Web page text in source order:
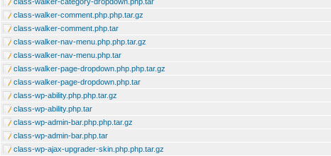
class-walker-comment.php.php.tar.gz
class-walker-comment.php.tar
class-walker-nav-menu.php.php.tar.gz
class-walker-nav-menu.php.tar
class-walker-page-dropdown.php.php.tar.gz
class-walker-page-dropdown.php.tar
class-wp-ability.php.php.tar.gz
class-wp-ability.php.tar
class-wp-admin-bar.php.php.tar.gz
class-wp-admin-bar.php.tar
class-wp-ajax-upgrader-skin.php.php.tar.gz